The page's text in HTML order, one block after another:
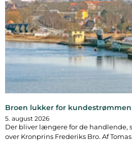
Broen lukker for kundestrømmen
5. august 2026
Der bliver længere for de handlende,
over Kronprins Frederiks Bro. Af